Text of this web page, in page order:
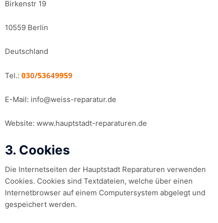
Birkenstr 19
10559 Berlin
Deutschland
Tel.: 030/53649959
E-Mail: info@weiss-reparatur.de
Website: www.hauptstadt-reparaturen.de
3. Cookies
Die Internetseiten der Hauptstadt Reparaturen verwenden
Cookies. Cookies sind Textdateien, welche über einen
Internetbrowser auf einem Computersystem abgelegt und
gespeichert werden.